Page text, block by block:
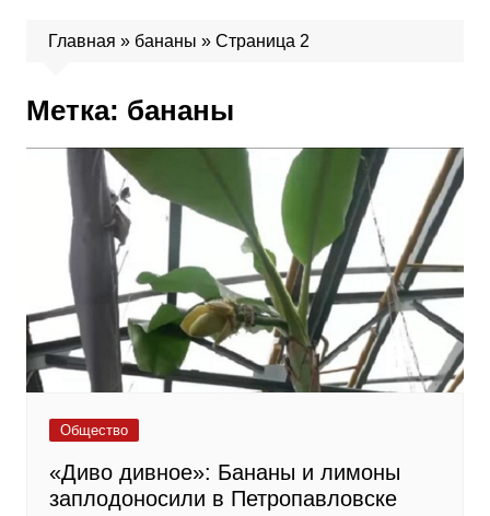
Главная » бананы » Страница 2
Метка: бананы
Общество
«Диво дивное»: Бананы и лимоны
заплодоносили в Петропавловске